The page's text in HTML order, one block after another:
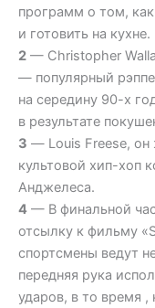
программ о том,
и готовить на кухне.
2 — Сhristopher
— популярный
на середину 90-х
в результате
3 — Louis Freese,
культовой хип-хоп
Анджелеса.
4 — В финальной
отсылку к фильму
спортсмены ведут
передняя рука
ударов, в то время ,